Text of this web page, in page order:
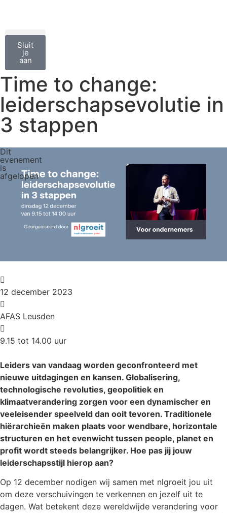
Sluit
je
aan
Time to change:
leiderschapsevolutie in
3 stappen
Dit
evenement
is
afgelopen
12 december 2023
AFAS Leusden
9.15 tot 14.00 uur
Leiders van vandaag worden geconfronteerd met
nieuwe uitdagingen en kansen. Globalisering,
technologische revoluties, geopolitiek en
klimaatverandering zorgen voor een dynamischer en
veeleisender speelveld dan ooit tevoren. Traditionele
hiërarchieën maken plaats voor wendbare, horizontale
structuren en het evenwicht tussen people, planet en
profit wordt steeds belangrijker. Hoe pas jij jouw
leiderschapsstijl hierop aan?
Op 12 december nodigen wij samen met nlgroeit jou uit
om deze verschuivingen te verkennen en jezelf uit te
dagen. Wat betekent deze wereldwijde verandering voor